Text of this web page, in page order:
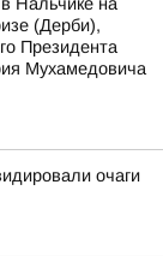
(Дерби),
Президента
Мухамедовича
очаги